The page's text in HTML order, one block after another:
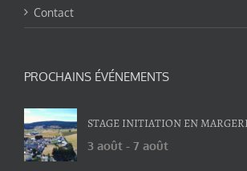
Contact
PROCHAINS ÉVÉNEMENTS
STAGE INITIATION EN
3 août - 7 août